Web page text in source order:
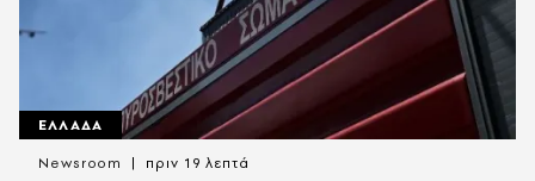
ΕΛΛΑΔΑ
Newsroom πριν 19 λεπτά